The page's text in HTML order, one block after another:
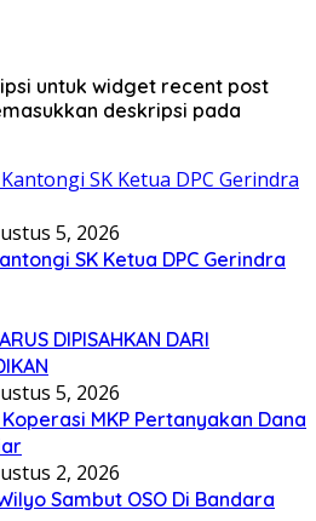
untuk widget recent post
deskripsi pada
5, 2026
SK Ketua DPC Gerindra
DIPISAHKAN DARI
5, 2026
MKP Pertanyakan Dana
2, 2026
Sambut OSO Di Bandara